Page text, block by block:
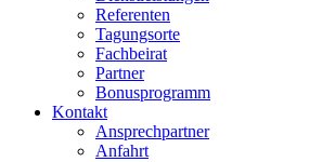
Referenten
Tagungsorte
Fachbeirat
Partner
Bonusprogramm
Kontakt
Ansprechpartner
Anfahrt